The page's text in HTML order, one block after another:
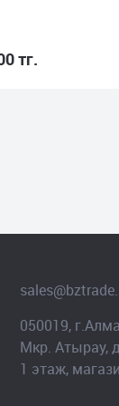
050019,
Мкр. Атырау,
1 этаж,